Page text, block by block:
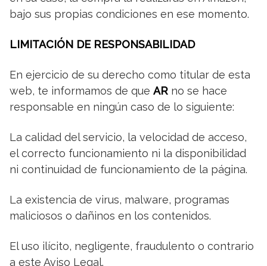
bajo sus propias condiciones en ese momento.
LIMITACIÓN DE RESPONSABILIDAD
En ejercicio de su derecho como titular de esta
web, te informamos de que AR no se hace
responsable en ningún caso de lo siguiente:
La calidad del servicio, la velocidad de acceso,
el correcto funcionamiento ni la disponibilidad
ni continuidad de funcionamiento de la página.
La existencia de virus, malware, programas
maliciosos o dañinos en los contenidos.
El uso ilícito, negligente, fraudulento o contrario
a este Aviso Legal.